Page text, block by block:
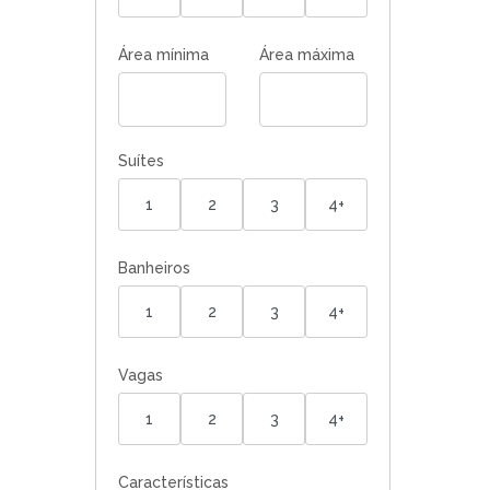
Área mínima Área máxima
Suítes
1 2 3 4+
Banheiros
1 2 3 4+
Vagas
1 2 3 4+
Características